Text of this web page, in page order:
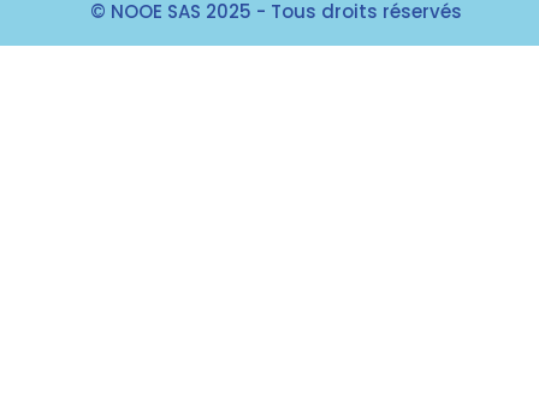
© NOOE SAS 2025 - Tous droits réservés